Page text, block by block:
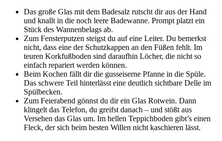
Das große Glas mit dem Badesalz rutscht dir aus der Hand
und knallt in die noch leere Badewanne. Prompt platzt ein
Stück des Wannenbelags ab.
Zum Fensterputzen steigst du auf eine Leiter. Du bemerkst
nicht, dass eine der Schutzkappen an den Füßen fehlt. Im
teuren Korkfußboden sind daraufhin Löcher, die nicht so
einfach repariert werden können.
Beim Kochen fällt dir die gusseiserne Pfanne in die Spüle.
Das schwere Teil hinterlässt eine deutlich sichtbare Delle im
Spülbecken.
Zum Feierabend gönnst du dir ein Glas Rotwein. Dann
klingelt das Telefon, du greifst danach – und stößt aus
Versehen das Glas um. Im hellen Teppichboden gibt’s einen
Fleck, der sich beim besten Willen nicht kaschieren lässt.